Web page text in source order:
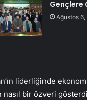
Gençlere
Ağustos
liderliğinde
bir özveri